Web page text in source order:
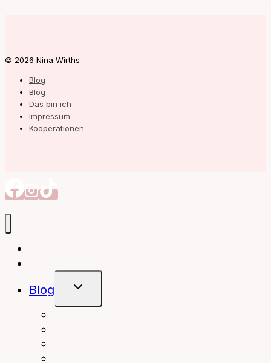
© 2026 Nina Wirths
Blog
Blog
Das bin ich
Impressum
Kooperationen
Blog
Untermenü